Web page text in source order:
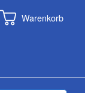
Warenkorb